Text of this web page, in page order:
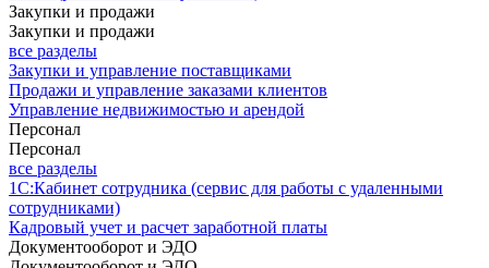
Закупки и продажи
Закупки и продажи
все разделы
Закупки и управление поставщиками
Продажи и управление заказами клиентов
Управление недвижимостью и арендой
Персонал
Персонал
все разделы
1С:Кабинет сотрудника (сервис для работы с удаленными
сотрудниками)
Кадровый учет и расчет заработной платы
Документооборот и ЭДО